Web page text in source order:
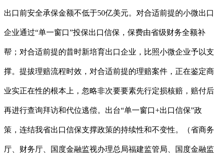
出口前安全承保金额不低于50亿美元。对合适前提的小微出口
企业通过“单一窗口”投保出口信保，保费由省级财务全额补
帮；对合适前提的昔时新培育出口企业，比照小微企业予以支
撑。提拔理赔流程时效，对合适前提的理赔案件，正在鉴定商
业实正在性的根本上，忽略非次要要素先行定损核赔，赔付后
再进行查询拜访和代位逃偿。出台“单一窗口+出口信保”政
策，连结我省出口信保支撑政策的持续性和不变性。（省商务
厅、财务厅、国度金融监视办理总局福建监管局、国度金融监